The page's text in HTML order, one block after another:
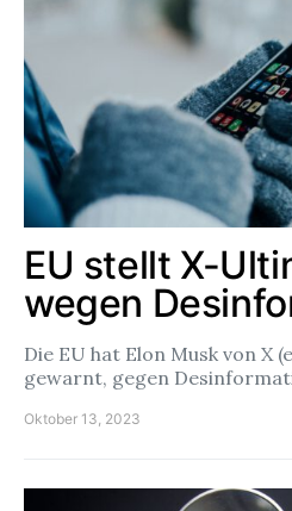
EU stellt X-
wegen
Die EU hat Elon Musk von X
gewarnt, gegen
Oktober 13, 2023